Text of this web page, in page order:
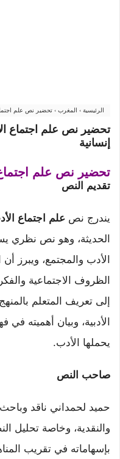
الرئيسية › المغرب › تحضير نص علم
تحضير نص علم اجتماع
إنسانية
تحضير نص علم
تقديم النص
يندرج نص علم اجتماع
الحديثة، وهو نص نظري
الأدب والمجتمع، ويبرز
الظروف الاجتماعية
إلى تعريف المتعلم
الأدبية، وبيان أهميته
يحملها الأدب.
صاحب النص
حميد لحمداني ناقد وباحث
والنقدية، وخاصة تحليل
بإسهاماته في تقريب